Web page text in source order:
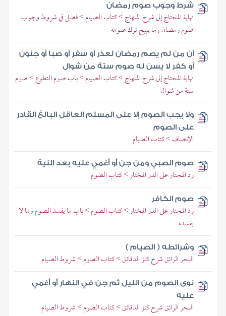
شرط وجوب صوم رمضان
نهاية المحتاج إلى شرح المنهاج > كتاب الصيام > فصل في شروط وجوب
صوم رمضان وما يبيح ترك صومه
أن من لم يصم رمضان لعذر أو سفر أو صبا أو جنون
أو كفر لا يسن له صوم ستة من شوال
نهاية المحتاج إلى شرح المنهاج > كتاب الصيام > باب صوم التطوع > صوم
ستة من شوال
ولا يجب الصوم إلا على المسلم العاقل البالغ القادر
على الصوم
الإنصاف > كتاب الصيام
صوم الصبي ومن جن أو أغمي عليه بعد النية
رد المحتار على الدر المختار > كتاب الصوم
صوم الكافر
رد المحتار على الدر المختار > كتاب الصوم > باب ما يفسد الصوم وما لا
يفسده
وشرائطه ( الصيام )
البحر الرائق شرح كنز الدقائق > كتاب الصوم > شروط الصيام
نوى الصوم من الليل ثم جن في النهار أو أغمي
عليه
البحر الرائق شرح كنز الدقائق > كتاب الصوم > شروط الصيام